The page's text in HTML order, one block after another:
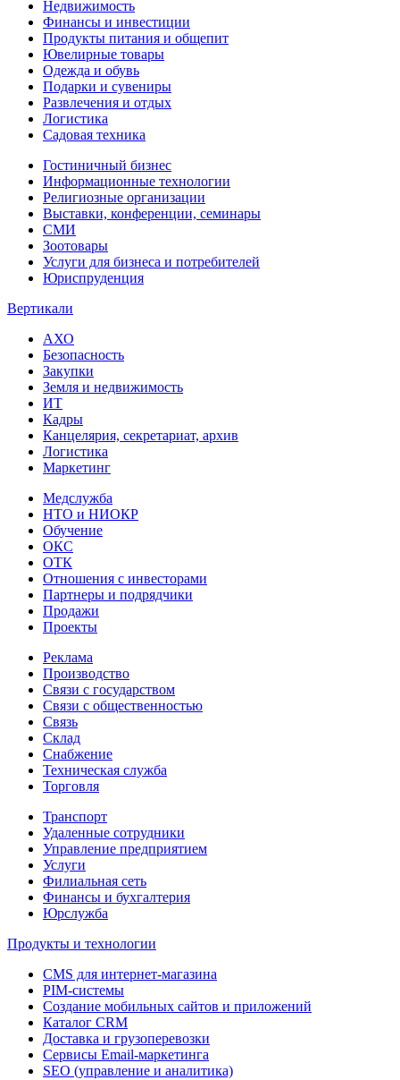
Недвижимость
Финансы и инвестиции
Продукты питания и общепит
Ювелирные товары
Одежда и обувь
Подарки и сувениры
Развлечения и отдых
Логистика
Садовая техника
Гостиничный бизнес
Информационные технологии
Религиозные организации
Выставки, конференции, семинары
СМИ
Зоотовары
Услуги для бизнеса и потребителей
Юриспруденция
Вертикали
АХО
Безопасность
Закупки
Земля и недвижимость
ИТ
Кадры
Канцелярия, секретариат, архив
Логистика
Маркетинг
Медслужба
НТО и НИОКР
Обучение
ОКС
ОТК
Отношения с инвесторами
Партнеры и подрядчики
Продажи
Проекты
Реклама
Производство
Связи с государством
Связи с общественностью
Связь
Склад
Снабжение
Техническая служба
Торговля
Транспорт
Удаленные сотрудники
Управление предприятием
Услуги
Филиальная сеть
Финансы и бухгалтерия
Юрслужба
Продукты и технологии
CMS для интернет-магазина
PIM-системы
Создание мобильных сайтов и приложений
Каталог CRM
Доставка и грузоперевозки
Сервисы Email-маркетинга
SEO (управление и аналитика)